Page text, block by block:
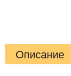
Описание